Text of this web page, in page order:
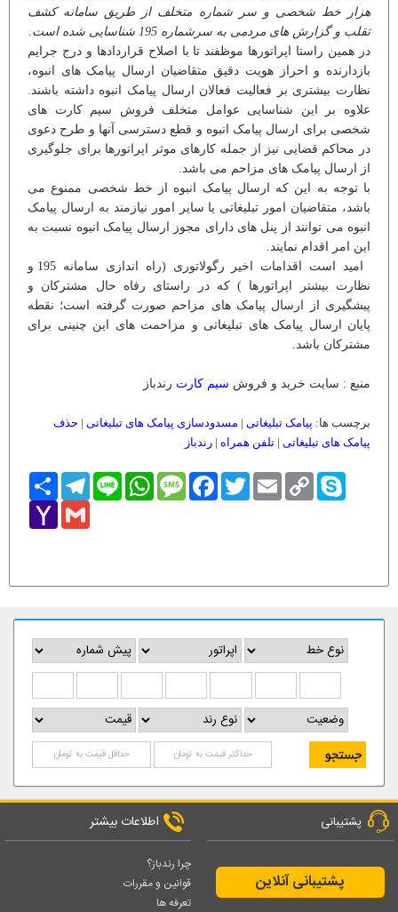
هزار خط شخصی و سر شماره متخلف از طریق سامانه کشف
تقلب و گزارش های مردمی به سرشماره 195 شناسایی شده است.
در همین راستا اپراتورها موظفند تا با اصلاح قراردادها و درج جرایم
بازدارنده و احراز هویت دقیق متقاضیان ارسال پیامک های انبوه،
نظارت بیشتری بر فعالیت فعالان ارسال پیامک انبوه داشته باشند.
علاوه بر این شناسایی عوامل متخلف فروش سیم کارت های
شخصی برای ارسال پیامک انبوه و قطع دسترسی آنها و طرح دعوی
در محاکم قضایی نیز از جمله کارهای موثر اپراتورها برای جلوگیری
از ارسال پیامک های مزاحم می باشد.
با توجه به این که ارسال پیامک انبوه از خط شخصی ممنوع می
باشد، متقاضیان امور تبلیغاتی یا سایر امور نیازمند به ارسال پیامک
انبوه می توانند از پنل های دارای مجوز ارسال پیامک انبوه نسبت به
این امر اقدام نمایند.
امید است اقدامات اخیر رگولاتوری (راه اندازی سامانه 195 و
نظارت بیشتر اپراتورها ) که در راستای رفاه حال مشترکان و
پیشگیری از ارسال پیامک های مزاحم صورت گرفته است؛ نقطه
پایان ارسال پیامک های تبلیغاتی و مزاحمت های این چنینی برای
مشترکان باشد.
منبع : سایت خرید و فروش سیم کارت رندباز
برچسب ها: پیامک تبلیغاتی | مسدودسازی پیامک های تبلیغاتی | حذف
پیامک های تبلیغاتی | تلفن همراه | رندباز
اشتراکTelegram Line
WhatsAppMessageFacebookTwitter Email
Copy
Link
Skype
Yahoo
Mail
Gmail
پشتیبانی
پشتیبانی آنلاین
اطلاعات بیشتر
چرا رندباز؟
قوانین و مقررات
تعرفه ها